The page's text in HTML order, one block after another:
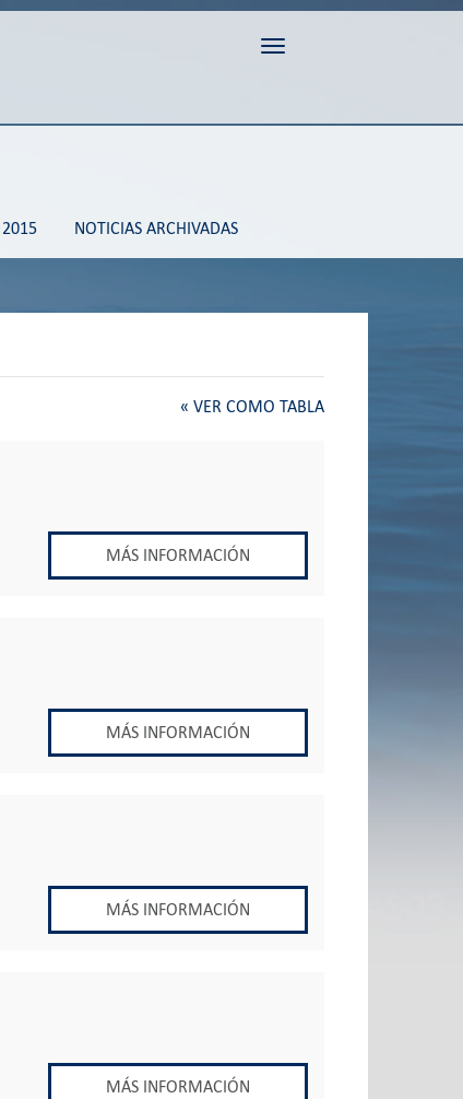
Toggle navigation
2015 NOTICIAS ARCHIVADAS
« VER COMO TABLA
MÁS INFORMACIÓN
MÁS INFORMACIÓN
MÁS INFORMACIÓN
MÁS INFORMACIÓN